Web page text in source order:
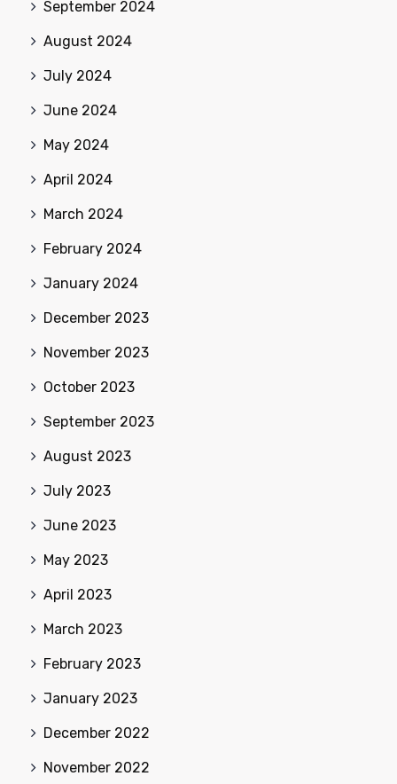
September 2024
August 2024
July 2024
June 2024
May 2024
April 2024
March 2024
February 2024
January 2024
December 2023
November 2023
October 2023
September 2023
August 2023
July 2023
June 2023
May 2023
April 2023
March 2023
February 2023
January 2023
December 2022
November 2022